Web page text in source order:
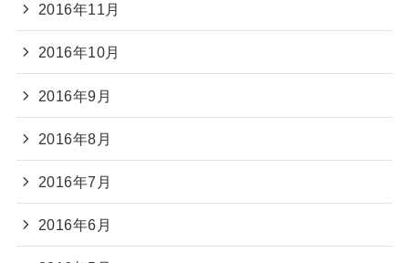
2016年11月
2016年10月
2016年9月
2016年8月
2016年7月
2016年6月